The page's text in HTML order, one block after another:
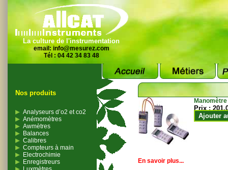
La culture de l'instrumentation
email: info@mesurez.com
Tél : 04 42 34 83 48
Nos produits
Analyseurs d’o2 et co2
Anémomètres
Awmètres
Balances
Calibres
Compteurs à main
Electrochimie
Enregistreurs
Prix :
Ajouter
En savoir plus...